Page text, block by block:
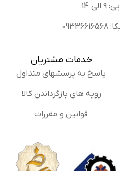
خدمات مشتریان
پاسخ به پرسشهای متداول
رویه های بازگرداندن کالا
قوانین و مقررات